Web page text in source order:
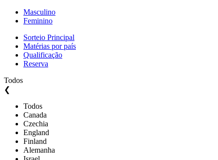
Masculino
Feminino
Sorteio Principal
Matérias por país
Qualificação
Reserva
Todos
❮
Todos
Canada
Czechia
England
Finland
Alemanha